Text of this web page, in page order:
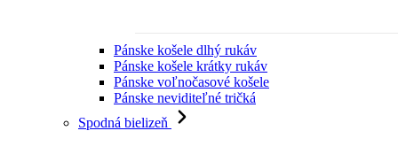
Pánske košele dlhý rukáv
Pánske košele krátky rukáv
Pánske voľnočasové košele
Pánske neviditeľné tričká
Spodná bielizeň